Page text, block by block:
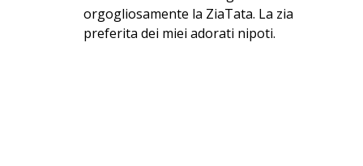
orgogliosamente la ZiaTata. La zia
preferita dei miei adorati nipoti.